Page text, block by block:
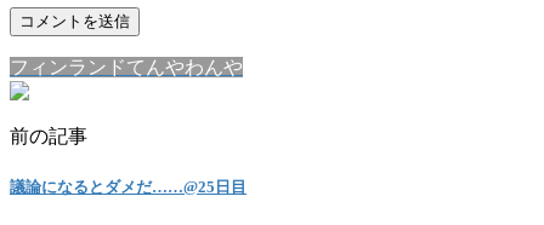
フィンランドてんやわんや
前の記事
議論になるとダメだ……@25日目